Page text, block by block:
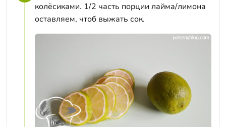
колёсиками. 1/2 часть порции лайма/лимона
оставляем, чтоб выжать сок.